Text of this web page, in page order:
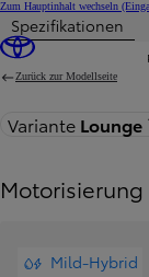
Zum Hauptinhalt wechseln
Finanzierung konnte nicht
Spezifikationen
Zurück zur Modellseite
Variante Lounge
Motorisierung
Mild-Hybrid